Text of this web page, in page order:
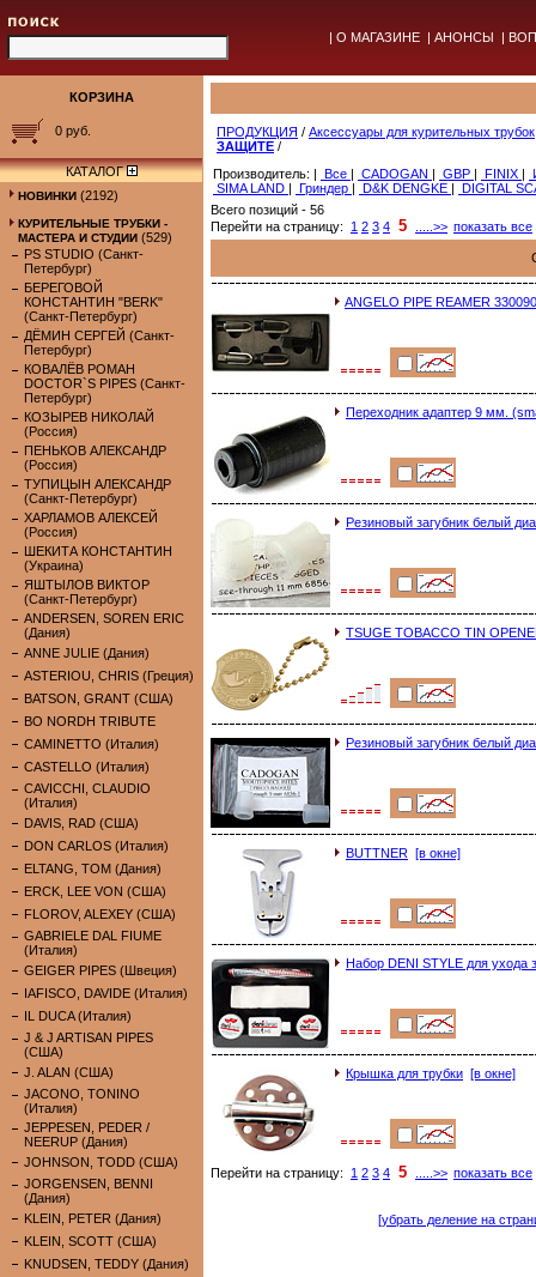
| О МАГАЗИНЕ | АНОНСЫ |
КОРЗИНА
0 руб.
КАТАЛОГ
НОВИНКИ (2192)
КУРИТЕЛЬНЫЕ ТРУБКИ -
МАСТЕРА И СТУДИИ (529)
PS STUDIO (Санкт-
Петербург)
БЕРЕГОВОЙ
КОНСТАНТИН "BERK"
(Санкт-Петербург)
ДЁМИН СЕРГЕЙ (Санкт-
Петербург)
КОВАЛЁВ РОМАН
DOCTOR`S PIPES (Санкт-
Петербург)
КОЗЫРЕВ НИКОЛАЙ
(Россия)
ПЕНЬКОВ АЛЕКСАНДР
(Россия)
ТУПИЦЫН АЛЕКСАНДР
(Санкт-Петербург)
ХАРЛАМОВ АЛЕКСЕЙ
(Россия)
ШЕКИТА КОНСТАНТИН
(Украина)
ЯШТЫЛОВ ВИКТОР
(Санкт-Петербург)
ANDERSEN, SOREN ERIC
(Дания)
ANNE JULIE (Дания)
ASTERIOU, CHRIS (Греция)
BATSON, GRANT (США)
BO NORDH TRIBUTE
CAMINETTO (Италия)
CASTELLO (Италия)
CAVICCHI, CLAUDIO
(Италия)
DAVIS, RAD (США)
DON CARLOS (Италия)
ELTANG, TOM (Дания)
ERCK, LEE VON (США)
FLOROV, ALEXEY (США)
GABRIELE DAL FIUME
(Италия)
GEIGER PIPES (Швеция)
IAFISCO, DAVIDE (Италия)
IL DUCA (Италия)
J & J ARTISAN PIPES
(США)
J. ALAN (США)
JACONO, TONINO
(Италия)
JEPPESEN, PEDER /
NEERUP (Дания)
JOHNSON, TODD (США)
JORGENSEN, BENNI
(Дания)
KLEIN, PETER (Дания)
KLEIN, SCOTT (США)
KNUDSEN, TEDDY (Дания)
ПРОДУКЦИЯ / Аксессуары для курительных трубок
ЗАЩИТЕ /
Производитель: | Все | CADOGAN | GBP | FINIX |
SIMA LAND | Гриндер | D&K DENGKE | DIGITAL
Всего позиций - 56
Перейти на страницу: 1 2 3 4 5 .....>> показать все
ANGELO PIPE REAMER 330090
Переходник адаптер 9 мм.
Резиновый загубник белый
TSUGE TOBACCO TIN
Резиновый загубник белый
BUTTNER [в окне]
Набор DENI STYLE для ухода
Крышка для трубки [в окне]
Перейти на страницу: 1 2 3 4 5 .....>> показать все
[убрать деление на